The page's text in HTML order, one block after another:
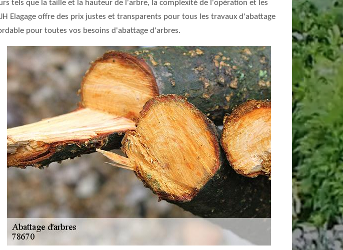
tels que la taille et la hauteur de l'arbre, la complexité de l'opération et les
Elagage offre des prix justes et transparents pour tous les travaux d'abattage
pour toutes vos besoins d'abattage d'arbres.